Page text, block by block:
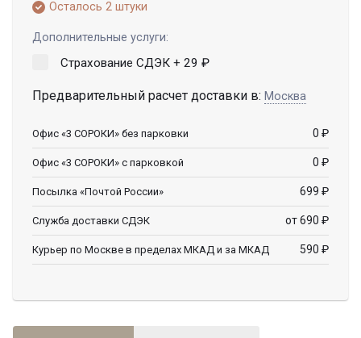
Осталось 2 штуки
Дополнительные услуги:
Страхование СДЭК + 29 ₽
Предварительный расчет доставки в: Москва
Офис «3 СОРОКИ» без парковки 0 ₽
Офис «3 СОРОКИ» с парковкой 0 ₽
Посылка «Почтой России» 699 ₽
Служба доставки СДЭК от 690 ₽
Курьер по Москве в пределах МКАД и за МКАД 590 ₽